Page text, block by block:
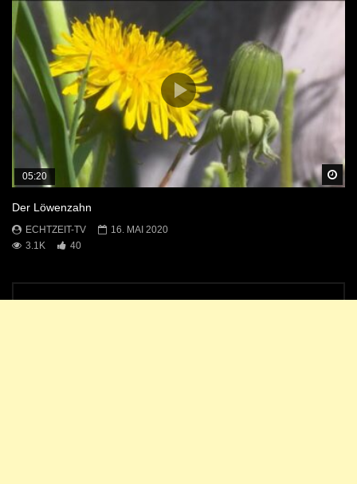
05:20
Der Löwenzahn
ECHTZEIT-TV
16. MAI 2020
3.1K
40